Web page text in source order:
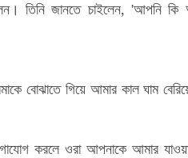
তিনি জানতে চাইলেন, 'আপনি কি
বোঝাতে গিয়ে আমার কাল ঘাম
করলে ওরা আপনাকে আমার